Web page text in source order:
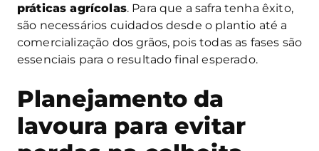
práticas agrícolas. Para que a safra tenha êxito,
são necessários cuidados desde o plantio até a
comercialização dos grãos, pois todas as fases são
essenciais para o resultado final esperado.
Planejamento da
lavoura para evitar